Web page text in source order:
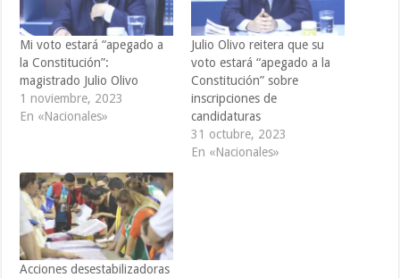
Mi voto estará “apegado a
la Constitución”:
magistrado Julio Olivo
1 noviembre, 2023
En «Nacionales»
Julio Olivo reitera que su
voto estará “apegado a la
Constitución” sobre
inscripciones de
candidaturas
31 octubre, 2023
En «Nacionales»
Acciones desestabilizadoras